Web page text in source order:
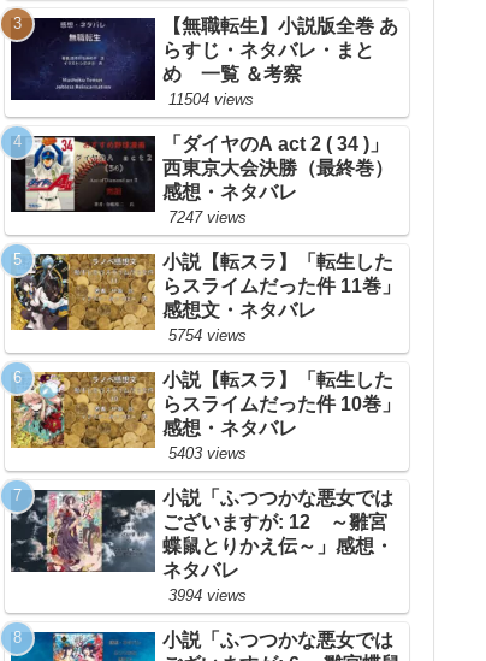
【無職転生】小説版全巻 あ
らすじ・ネタバレ・まと
め 一覧 ＆考察
11504 views
「ダイヤのA act 2 ( 34 )」
西東京大会決勝（最終巻）
感想・ネタバレ
7247 views
小説【転スラ】「転生した
らスライムだった件 11巻」
感想文・ネタバレ
5754 views
小説【転スラ】「転生した
らスライムだった件 10巻」
感想・ネタバレ
5403 views
小説「ふつつかな悪女では
ございますが: 12 ～雛宮
蝶鼠とりかえ伝～」感想・
ネタバレ
3994 views
小説「ふつつかな悪女では